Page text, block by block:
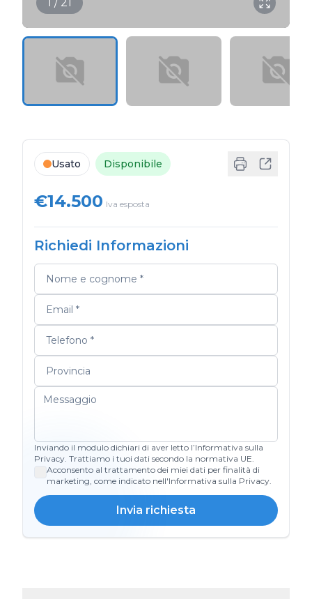
Usato Disponibile
€14.500 Iva esposta
Richiedi Informazioni
Inviando il modulo dichiari di aver letto l’Informativa sulla
Privacy. Trattiamo i tuoi dati secondo la normativa UE.
Acconsento al trattamento dei miei dati per finalità di
marketing, come indicato nell'Informativa sulla Privacy.
Invia richiesta